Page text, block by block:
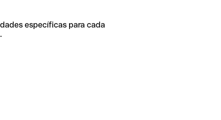
específicas para cada